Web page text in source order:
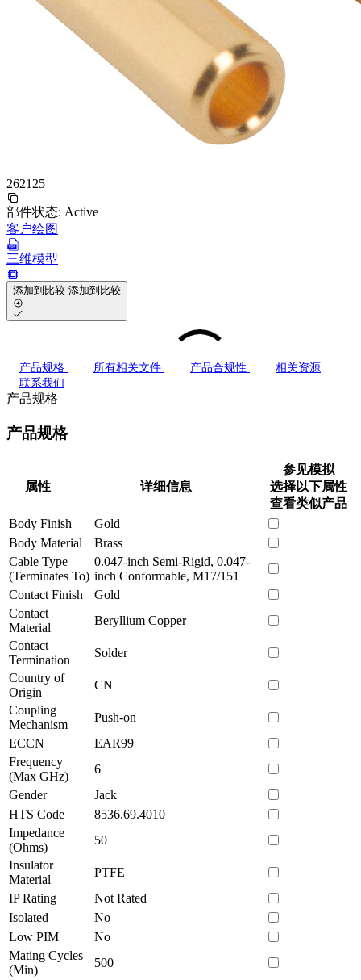
262125
部件状态: Active
客户绘图
三维模型
添加到比较 添加到比较
产品规格 所有相关文件 产品合规性
相关资源
联系我们
产品规格
产品规格
属性 详细信息
参见模拟
选择以下属性
查看类似产品
Body Finish
Gold
Body Material
Brass
Cable Type
(Terminates To)
0.047-inch Semi-Rigid, 0.047-
inch Conformable, M17/151
Contact Finish
Gold
Contact
Material
Beryllium Copper
Contact
Termination
Solder
Country of
Origin
CN
Coupling
Mechanism
Push-on
ECCN
EAR99
Frequency
(Max GHz)
6
Gender
Jack
HTS Code
8536.69.4010
Impedance
(Ohms)
50
Insulator
Material
PTFE
IP Rating
Not Rated
Isolated
No
Low PIM
No
Mating Cycles
(Min)
500